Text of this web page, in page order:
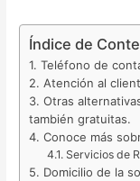
Índice de
Teléfono de
Atención al
Otras
también gratuitas.
Conoce más
Servicios de
Domicilio de la